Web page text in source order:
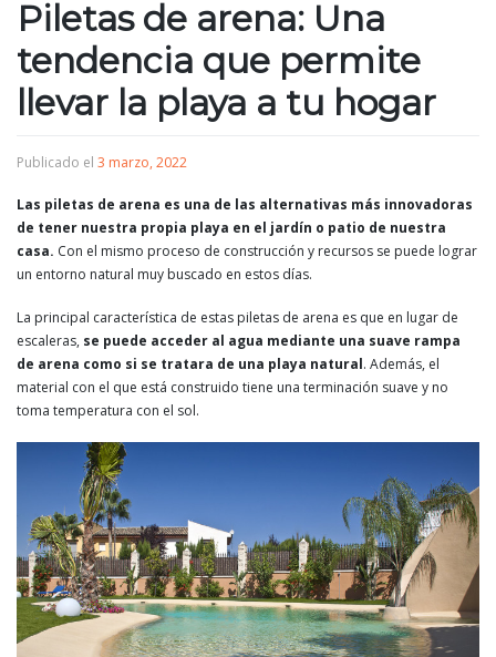
Piletas de arena: Una
tendencia que permite
llevar la playa a tu hogar
Publicado el 3 marzo, 2022
Las piletas de arena es una de las alternativas más innovadoras
de tener nuestra propia playa en el jardín o patio de nuestra
casa. Con el mismo proceso de construcción y recursos se puede lograr
un entorno natural muy buscado en estos días.
La principal característica de estas piletas de arena es que en lugar de
escaleras, se puede acceder al agua mediante una suave rampa
de arena como si se tratara de una playa natural. Además, el
material con el que está construido tiene una terminación suave y no
toma temperatura con el sol.